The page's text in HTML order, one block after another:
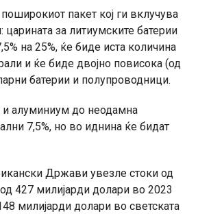
пакет кој ги вклучува
царината за литиумските батерии
на 25%, ќе биде иста количина
и ќе биде двојно повисока (од
батерии и полупроводници.
и алуминиум до неодамна
7,5%, но во иднина ќе бидат
Држави увезле стоки од
427 милијарди долари во 2023
милијарди долари во светската